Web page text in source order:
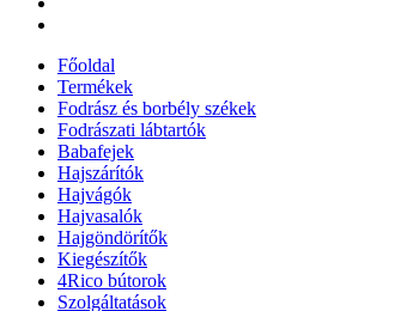
Főoldal
Termékek
Fodrász és borbély székek
Fodrászati lábtartók
Babafejek
Hajszárítók
Hajvágók
Hajvasalók
Hajgöndörítők
Kiegészítők
4Rico bútorok
Szolgáltatások